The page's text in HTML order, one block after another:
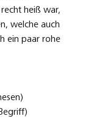
heiß war,
welche auch
ein paar rohe